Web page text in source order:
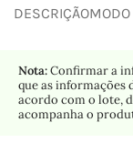
DESCRIÇÃO
Nota:Confirmar a
que as informações
acordo com o lote,
acompanha o